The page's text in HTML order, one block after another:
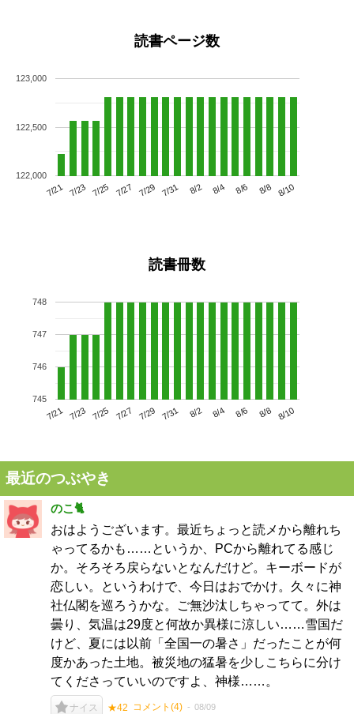
読書ページ数
7/21 7/23 7/25 7/27 7/29 7/31 8/2 8/4 8/6 8/8 8/10
122,000
122,500
123,000
読書冊数
7/21 7/23 7/25 7/27 7/29 7/31 8/2 8/4 8/6 8/8 8/10
745
746
747
748
最近のつぶやき
のこ🐈
おはようございます。最近ちょっと読メから離れち
ゃってるかも……というか、PCから離れてる感じ
か。そろそろ戻らないとなんだけど。キーボードが
恋しい。というわけで、今日はおでかけ。久々に神
社仏閣を巡ろうかな。ご無沙汰しちゃってて。外は
曇り、気温は29度と何故か異様に涼しい……雪国だ
けど、夏には以前「全国一の暑さ」だったことが何
度かあった土地。被災地の猛暑を少しこちらに分け
てくださっていいのですよ、神様……。
ナイス ★42 コメント(4) 08/09